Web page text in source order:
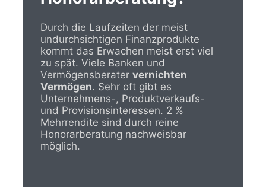
Durch die Laufzeiten der meist
undurchsichtigen Finanzprodukte
kommt das Erwachen meist erst viel
zu spät. Viele Banken und
Vermögensberater vernichten
Vermögen. Sehr oft gibt es
Unternehmens-, Produktverkaufs-
und Provisionsinteressen. 2 %
Mehrrendite sind durch reine
Honorarberatung nachweisbar
möglich.